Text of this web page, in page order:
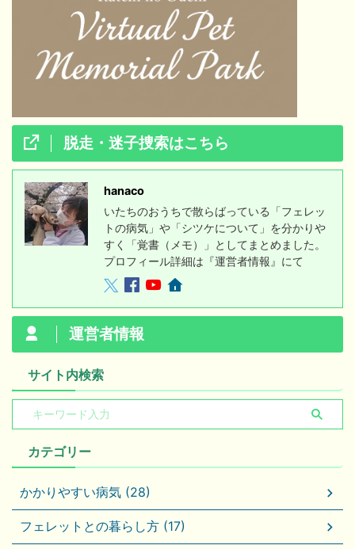
脱走・迷子捜索はこちら
hanaco
いたちのおうちで散らばっている「フェレッ
トの病気」や「シツケについて」を分かりや
すく「覚書（メモ）」としてまとめました。
プロフィール詳細は『運営者情報』にて
運営者情報
サイト内検索
カテゴリー
かかりやすい病気 (28)
フェレットとの暮らし方 (17)